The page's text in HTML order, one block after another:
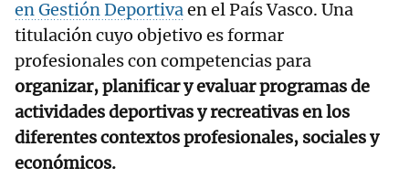
en Gestión Deportivaen el País Vasco. Una
titulación cuyo objetivo es formar
profesionales con competencias para
organizar, planificar y evaluar programas de
actividades deportivas y recreativas en los
diferentes contextos profesionales, sociales y
económicos.